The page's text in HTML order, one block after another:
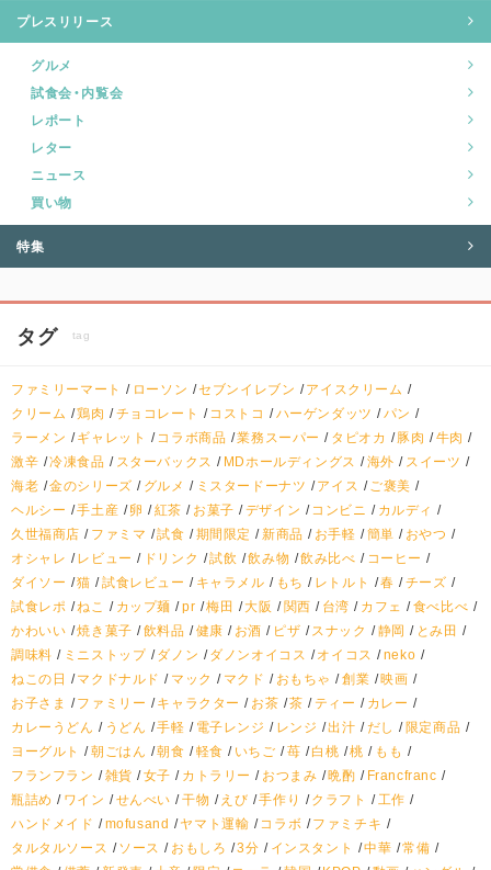
プレスリリース
グルメ
試食会・内覧会
レポート
レター
ニュース
買い物
特集
タグ tag
ファミリーマート ローソン セブンイレブン
アイスクリーム
クリーム
鶏肉 チョコレート コストコ ハーゲンダッツ
パン
ラーメン
ギャレット コラボ商品 業務スーパー タピオカ 豚肉
牛肉
激辛 冷凍食品 スターバックス MDホールディングス 海外
スイーツ
海老 金のシリーズ グルメ ミスタードーナツ アイス
ご褒美
ヘルシー
手土産 卵 紅茶 お菓子 デザイン コンビニ
カルディ
久世福商店
ファミマ 試食 期間限定 新商品 お手軽 簡単
おやつ
オシャレ
レビュー ドリンク 試飲 飲み物 飲み比べ
コーヒー
ダイソー
猫 試食レビュー キャラメル もち レトルト 春
チーズ
試食レポ ねこ カップ麺 pr 梅田 大阪 関西 台湾 カフェ
食べ比べ
かわいい 焼き菓子 飲料品 健康 お酒 ピザ スナック 静岡
とみ田
調味料
ミニストップ ダノン ダノンオイコス オイコス
neko
ねこの日
マクドナルド マック マクド おもちゃ 創業 映画
お子さま
ファミリー キャラクター お茶 茶 ティー
カレー
カレーうどん
うどん 手軽 電子レンジ レンジ 出汁 だし
限定商品
ヨーグルト
朝ごはん 朝食 軽食 いちご 苺 白桃 桃
もも
フランフラン
雑貨 女子 カトラリー おつまみ 晩酌
Francfranc
瓶詰め
ワイン せんべい 干物 えび 手作り クラフト
工作
ハンドメイド
mofusand ヤマト運輸 コラボ
ファミチキ
タルタルソース
ソース おもしろ 3分 インスタント 中華 常備